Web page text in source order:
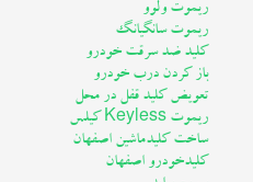
ریموت ولوو
ریموت سانگیانگ
کلید ضد سرقت خودرو
باز کردن درب خودرو
تعویض کلید قفل در محل
ریموت Keyless کیلس
ساخت کلیدماشین اصفهان
کلیدخودرو اصفهان